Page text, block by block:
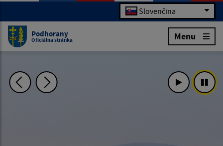
Slovenčina
Podhorany
Oficiálna stránka Menu